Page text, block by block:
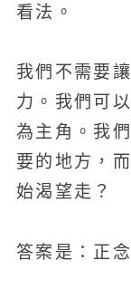
看法。
我們不需要
力。我們可
為主角。我
要的地方，
始渴望走？
答案是：正念